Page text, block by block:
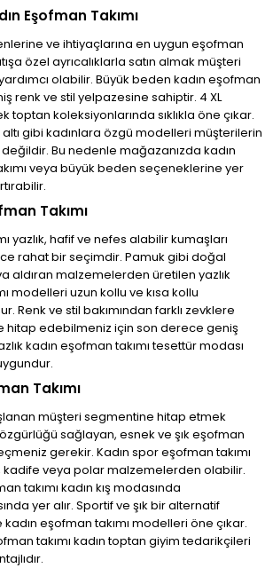
Eşofman Takımı
ve ihtiyaçlarına en uygun eşofman
özel ayrıcalıklarla satın almak müşteri
olabilir. Büyük beden kadın eşofman
renk ve stil yelpazesine sahiptir. 4 XL
toptan koleksiyonlarında sıklıkla öne çıkar.
gibi kadınlara özgü modelleri müşterilerin
Bu nedenle mağazanızda kadın
veya büyük beden seçeneklerine yer
Takımı
yazlık, hafif ve nefes alabilir kumaşları
rahat bir seçimdir. Pamuk gibi doğal
aldıran malzemelerden üretilen yazlık
modelleri uzun kollu ve kısa kollu
Renk ve stil bakımından farklı zevklere
hitap edebilmeniz için son derece geniş
kadın eşofman takımı tesettür modası
Takımı
müşteri segmentine hitap etmek
sağlayan, esnek ve şık eşofman
gerekir. Kadın spor eşofman takımı
veya polar malzemelerden olabilir.
takımı kadın kış modasında
yer alır. Sportif ve şık bir alternatif
eşofman takımı modelleri öne çıkar.
takımı kadın toptan giyim tedarikçileri